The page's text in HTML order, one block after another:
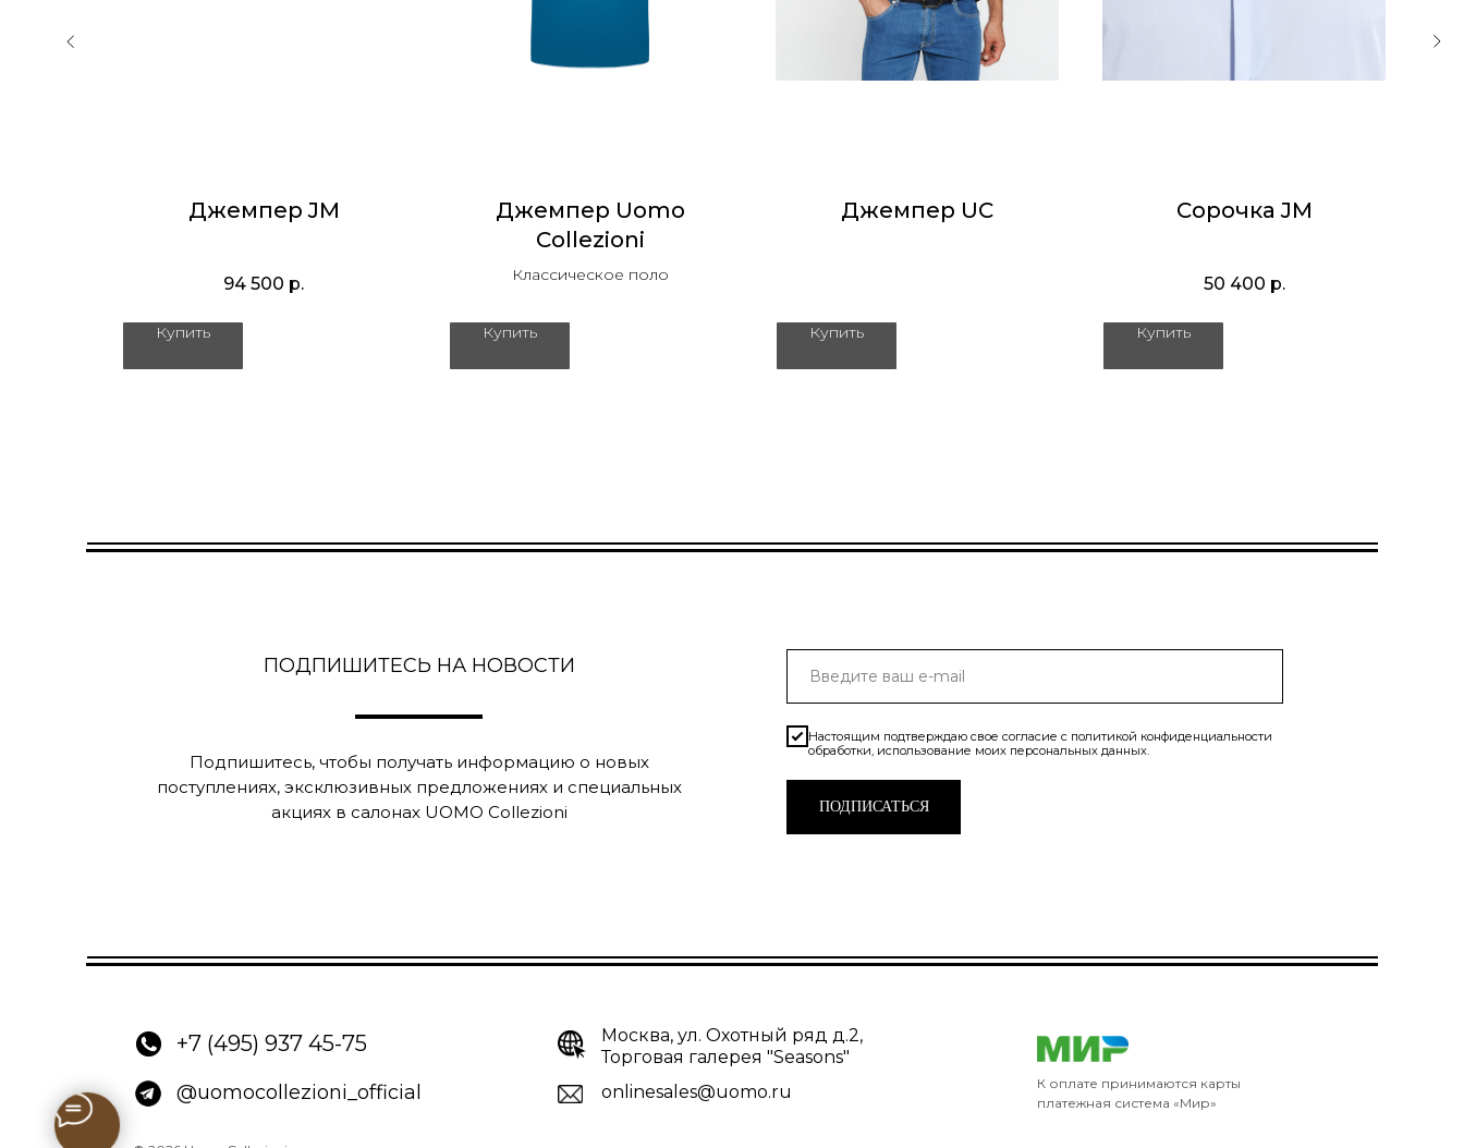
Джемпер JM
94 500 р.
Купить
Джемпер Uomo
Collezioni
Классическое поло
Купить
Джемпер UC
Купить
Сорочка JM
50 400 р.
Купить
Настоящим подтверждаю свое согласие с политикой конфиденциальности
обработки, использование моих персональных данных.
ПОДПИСАТЬСЯ
ПОДПИШИТЕСЬ НА НОВОСТИ
Подпишитесь, чтобы получать информацию о новых
поступлениях, эксклюзивных предложениях и специальных
акциях в салонах UOMO Collezioni
@uomocollezioni_official
+7 (495) 937 45-75
onlinesales@uomo.ru
Москва, ул. Охотный ряд д.2,
Торговая галерея "Seasons"
К оплате принимаются карты
платежная система «Мир»